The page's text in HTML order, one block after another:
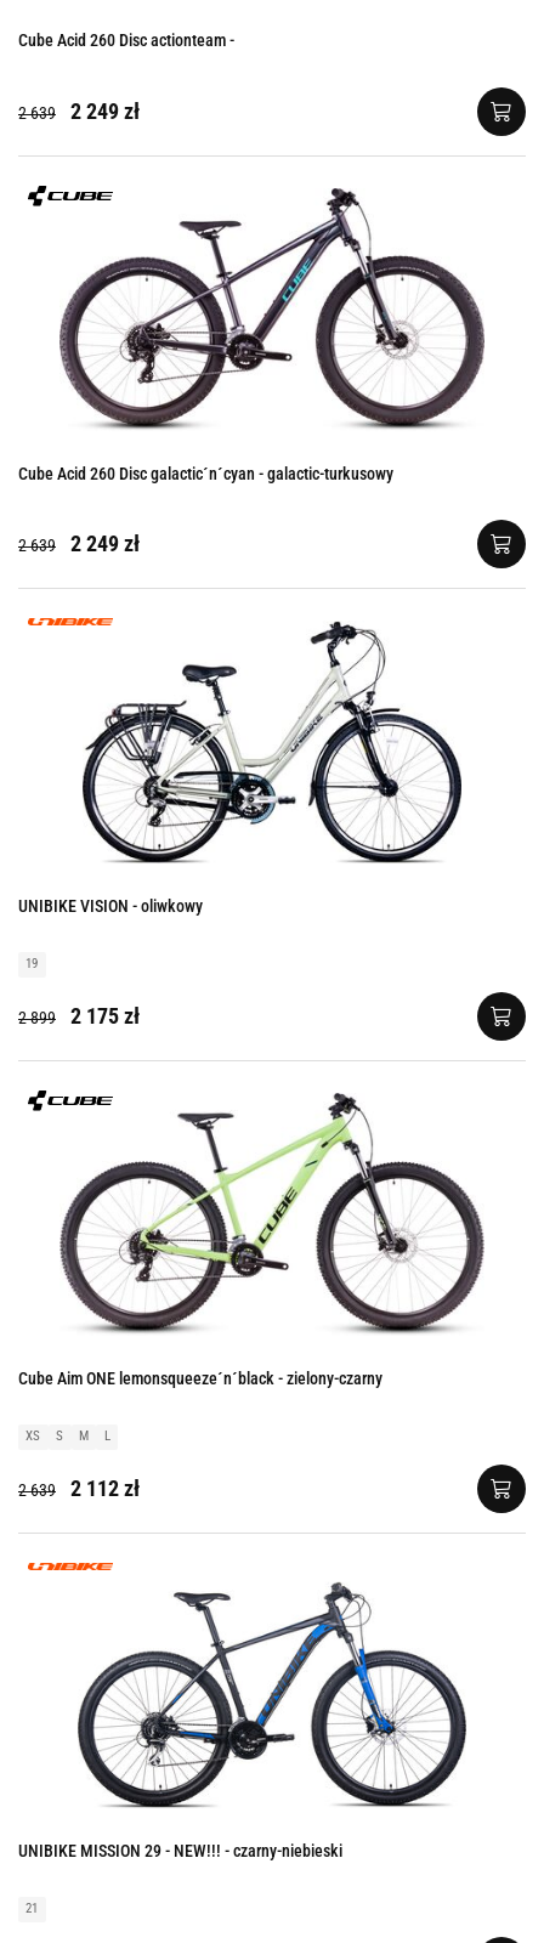
Cube Acid 260 Disc actionteam -
2 639 2 249 zł
Cube Acid 260 Disc galactic´n´cyan - galactic-turkusowy
2 639 2 249 zł
UNIBIKE VISION - oliwkowy
19
2 899 2 175 zł
Cube Aim ONE lemonsqueeze´n´black - zielony-czarny
XS S M L
2 639 2 112 zł
UNIBIKE MISSION 29 - NEW!!! - czarny-niebieski
21